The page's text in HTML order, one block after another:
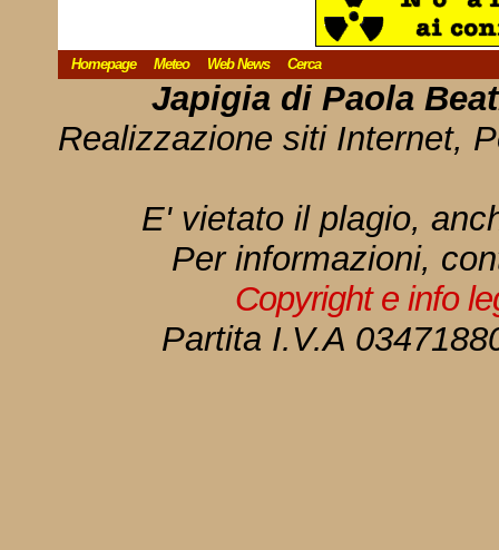
Homepage Meteo Web News Cerca
Japigia di Paola
Realizzazione siti Internet,
E' vietato il plagio,
Per informazioni,
Copyright e info
Partita I.V.A